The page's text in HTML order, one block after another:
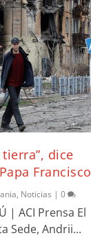
dice
Francisco
, Noticias | 0
| ACI Prensa El
Sede, Andrii...